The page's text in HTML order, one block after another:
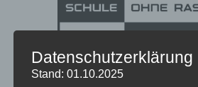
Datenschutzerklärung
Stand: 01.10.2025